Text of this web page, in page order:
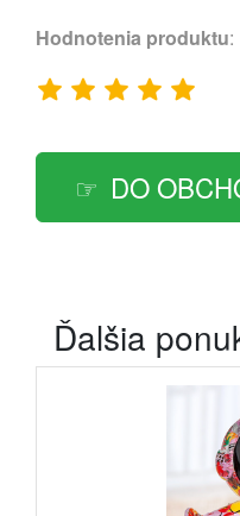
Hodnotenia produktu:
DO
Ďalšia